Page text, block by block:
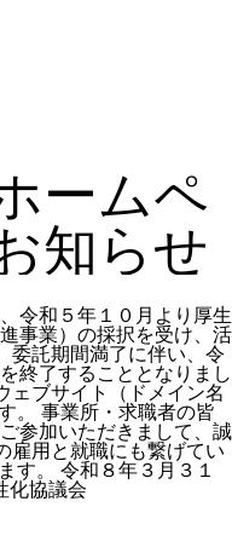
ームペ
知らせ
令和５年１０月より厚生
事業）の採択を受け、活
委託期間満了に伴い、令
終了することとなりまし
ェブサイト（ドメイン名
。 事業所・求職者の皆
参加いただきまして、誠
雇用と就職にも繋げてい
す。 令和８年３月３１
協議会